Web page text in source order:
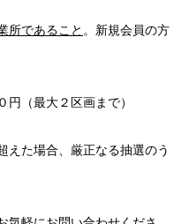
所であること 。新規会員の方
（最大２区画まで）
えた場合、厳正なる抽選のう